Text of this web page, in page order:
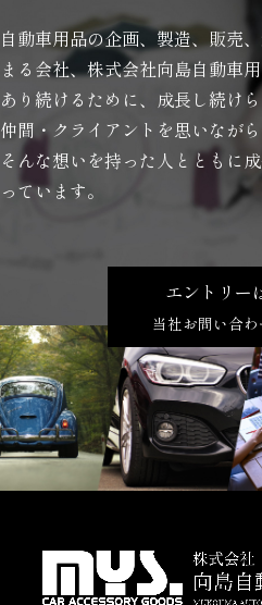
自動車用品の企画、製造、販売
まる会社、株式会社向島自動車
あり続けるために、成長し続け
仲間・クライアントを思いながら
そんな想いを持った人とともに
っています。
エントリー
当社お問い合